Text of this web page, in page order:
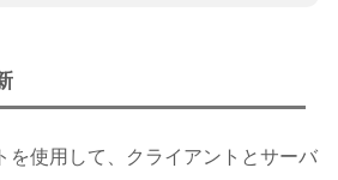
を使用して、クライアントとサーバ